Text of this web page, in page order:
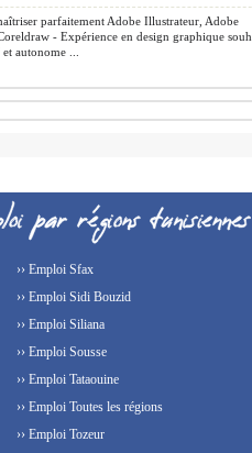
parfaitement Adobe Illustrateur, Adobe
- Expérience en design graphique
autonome ...
›› Emploi Sfax
›› Emploi Sidi Bouzid
›› Emploi Siliana
›› Emploi Sousse
›› Emploi Tataouine
›› Emploi Toutes les régions
›› Emploi Tozeur